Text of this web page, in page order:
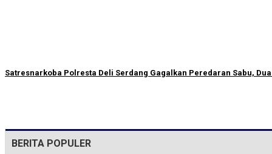
Satresnarkoba Polresta Deli Serdang Gagalkan Peredaran Sabu,
BERITA POPULER